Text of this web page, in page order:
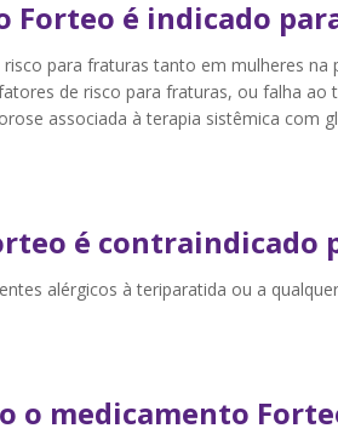
Forteo é indicado
para fraturas tanto em mulheres
de risco para fraturas, ou falha
associada à terapia sistêmica
é contraindicado
alérgicos à teriparatida ou a
o medicamento